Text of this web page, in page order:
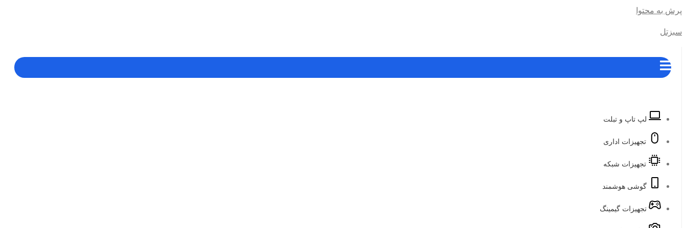
پرش به محتوا
سبزتل
لپ تاپ و تبلت
تجهیزات اداری
تجهیزات شبکه
گوشی هوشمند
تجهیزات گیمینگ